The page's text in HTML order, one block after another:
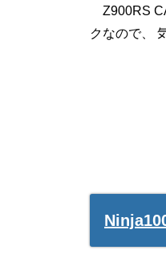
Z900RS
クなので、